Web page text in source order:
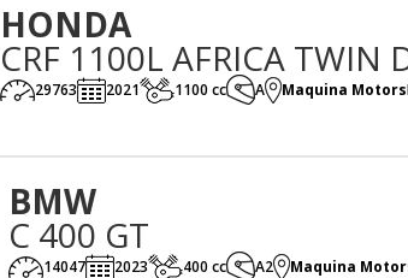
HONDA
CRF 1100L AFRICA TWIN
29763 2021 1100 cc A Maquina Motors
BMW
C 400 GT
14047 2023 400 cc A2 Maquina